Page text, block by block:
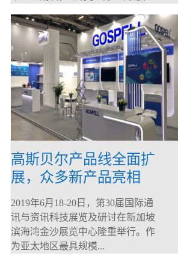
高斯贝尔产品线全面扩
展，众多新产品亮相
CommunicAsia 2019
2019年6月18-20日，第30届国际通
讯与资讯科技展览及研讨在新加坡
滨海湾金沙展览中心隆重举行。作
为亚太地区最具规模...